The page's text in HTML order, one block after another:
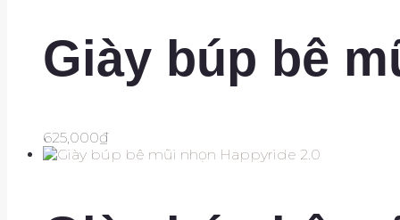
Giày búp bê
625,000₫